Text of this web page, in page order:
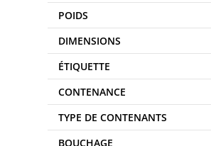
POIDS
DIMENSIONS
ÉTIQUETTE
CONTENANCE
TYPE DE CONTENANTS
BOUCHAGE